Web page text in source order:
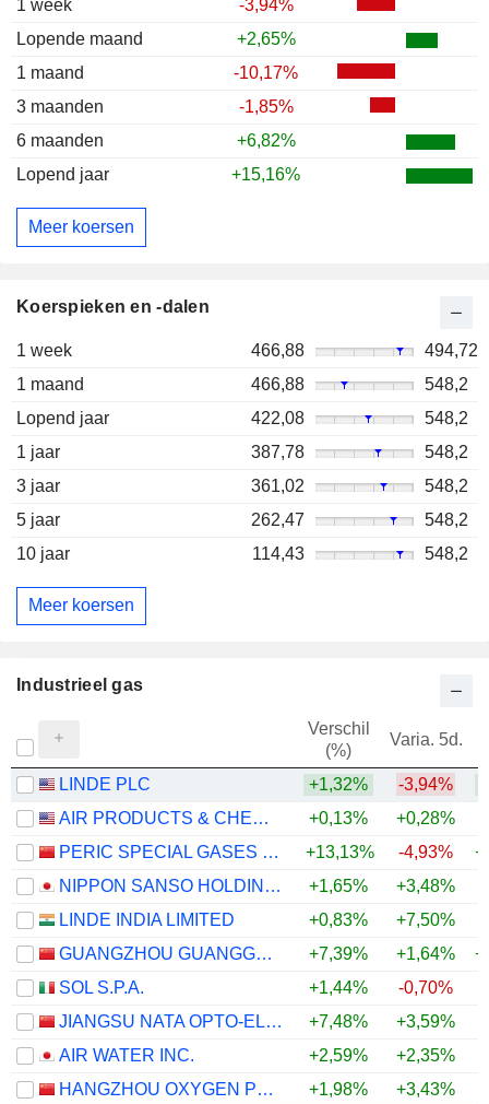
1 week
-3,94%
Lopende maand
+2,65%
1 maand
-10,17%
3 maanden
-1,85%
6 maanden
+6,82%
Lopend jaar
+15,16%
Meer koersen
Koerspieken en -dalen
1 week 466,88
494,72
1 maand
466,88
548,2
Lopend jaar
422,08
548,2
1 jaar
387,78
548,2
3 jaar
361,02
548,2
5 jaar
262,47
548,2
10 jaar
114,43 548,2
Meer koersen
Industrieel gas
Verschil
(%)
Varia. 5d.
LINDE PLC +1,32% -3,94%
AIR PRODUCTS & CHEMICALS, INC.
+0,13% +0,28%
PERIC SPECIAL GASES CO., LTD.
+13,13% -4,93%
NIPPON SANSO HOLDINGS CORPORATION
+1,65% +3,48%
LINDE INDIA LIMITED
+0,83% +7,50%
GUANGZHOU GUANGGANG GASES & ENERGY CO.,LTD.
+7,39% +1,64%
SOL S.P.A.
+1,44% -0,70%
JIANGSU NATA OPTO-ELECTRONIC MATERIAL CO., LTD.
+7,48% +3,59%
AIR WATER INC.
+2,59% +2,35%
HANGZHOU OXYGEN PLANT GROUP CO., LTD.
+1,98% +3,43%